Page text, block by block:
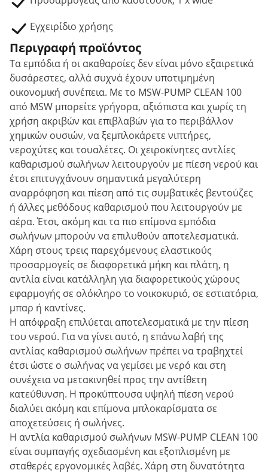
Εγχειρίδιο χρήσης
Περιγραφή προϊόντος
Τα εμπόδια ή οι ακαθαρσίες δεν είναι μόνο εξαιρετικά
δυσάρεστες, αλλά συχνά έχουν υποτιμημένη
οικονομική συνέπεια. Με το MSW-PUMP CLEAN 100
από MSW μπορείτε γρήγορα, αξιόπιστα και χωρίς τη
χρήση ακριβών και επιβλαβών για το περιβάλλον
χημικών ουσιών, να ξεμπλοκάρετε νιπτήρες,
νεροχύτες και τουαλέτες. Οι χειροκίνητες αντλίες
καθαρισμού σωλήνων λειτουργούν με πίεση νερού και
έτσι επιτυγχάνουν σημαντικά μεγαλύτερη
αναρρόφηση και πίεση από τις συμβατικές βεντούζες
ή άλλες μεθόδους καθαρισμού που λειτουργούν με
αέρα. Έτσι, ακόμη και τα πιο επίμονα εμπόδια
σωλήνων μπορούν να επιλυθούν αποτελεσματικά.
Χάρη στους τρεις παρεχόμενους ελαστικούς
προσαρμογείς σε διαφορετικά μήκη και πλάτη, η
αντλία είναι κατάλληλη για διαφορετικούς χώρους
εφαρμογής σε ολόκληρο το νοικοκυριό, σε εστιατόρια,
μπαρ ή καντίνες.
Η απόφραξη επιλύεται αποτελεσματικά με την πίεση
του νερού. Για να γίνει αυτό, η επάνω λαβή της
αντλίας καθαρισμού σωλήνων πρέπει να τραβηχτεί
έτσι ώστε ο σωλήνας να γεμίσει με νερό και στη
συνέχεια να μετακινηθεί προς την αντίθετη
κατεύθυνση. Η προκύπτουσα υψηλή πίεση νερού
διαλύει ακόμη και επίμονα μπλοκαρίσματα σε
αποχετεύσεις ή σωλήνες.
Η αντλία καθαρισμού σωλήνων MSW-PUMP CLEAN 100
είναι συμπαγής σχεδιασμένη και εξοπλισμένη με
σταθερές εργονομικές λαβές. Χάρη στη δυνατότητα